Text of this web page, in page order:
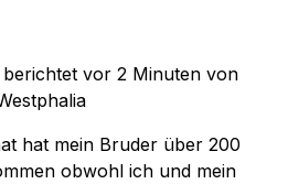
berichtet vor 2 Minuten von
hat mein Bruder über 200
obwohl ich und mein